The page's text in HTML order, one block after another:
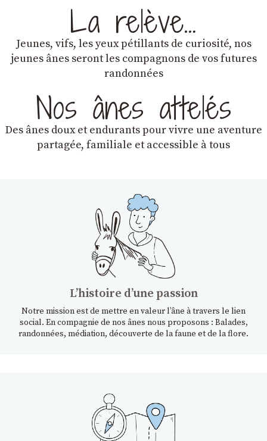
La relève…
Jeunes, vifs, les yeux pétillants de curiosité, nos
jeunes ânes seront les compagnons de vos futures
randonnées
Nos ânes attelés
Des ânes doux et endurantspour vivre une aventure
partagée, familiale et accessible à tous
Lʼhistoire dʼune passion
Notre mission est de mettre en valeur l’âne à travers le lien
social. En compagnie de nos ânes nous proposons : Balades,
randonnées, médiation, découverte de la faune et de la flore.